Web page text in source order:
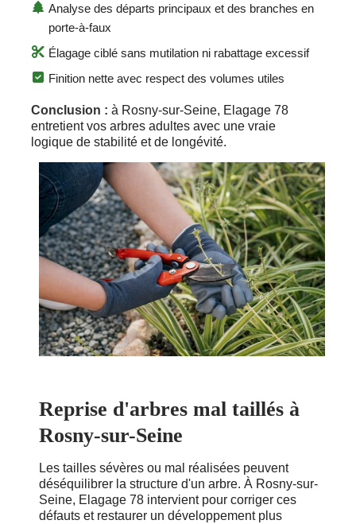
Analyse des départs principaux et des branches en
porte-à-faux
Élagage ciblé sans mutilation ni rabattage excessif
Finition nette avec respect des volumes utiles
Conclusion : à Rosny-sur-Seine, Elagage 78
entretient vos arbres adultes avec une vraie
logique de stabilité et de longévité.
Reprise d'arbres mal taillés à
Rosny-sur-Seine
Les tailles sévères ou mal réalisées peuvent
déséquilibrer la structure d'un arbre. À Rosny-sur-
Seine, Elagage 78 intervient pour corriger ces
défauts et restaurer un développement plus